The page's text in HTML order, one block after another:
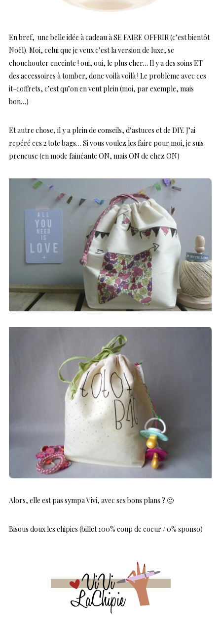
En bref, une belle idée à cadeau à SE FAIRE OFFRIR (c’est bientôt
Noël). Moi, celui que je veux c’est la version de luxe, se
chouchouter enceinte ! oui, oui, le plus cher… Il y a des soins ET
des accessoires à tomber, donc voilà voilà ! Le problème avec ces
it-coffrets, c’est qu’on en veut plein (moi, par exemple, mais
bon…)
Et autre chose, il y a plein de conseils, d’astuces et de DIY. J’ai
repéré ces 2 tote bags… Si vous voulez les faire pour moi, je suis
preneuse (en mode fainéante ON, mais ON de chez ON)
Alors, elle est pas sympa Vivi, avec ses bons plans ? 🙂
Bisous doux les chipies (billet 100% coup de coeur / 0% sponso)